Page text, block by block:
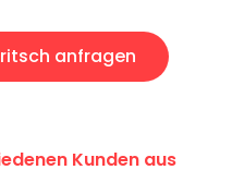
anfragen
Kunden aus